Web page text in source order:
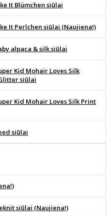
It Blümchen siūlai
It Perlchen siūlai (Naujiena!)
alpaca & silk siūlai
Kid Mohair Loves Silk
siūlai
Kid Mohair Loves Silk Print
siūlai
siūlai (Naujiena!)